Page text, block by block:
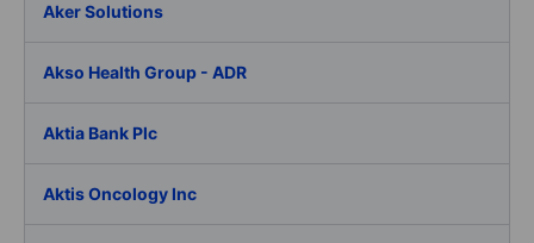
Aker Solutions
Akso Health Group - ADR
Aktia Bank Plc
Aktis Oncology Inc